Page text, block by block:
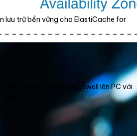
lưu trữ bền vững cho ElastiCache for
siêu vi xử lý Grace Blackwell lên PC với